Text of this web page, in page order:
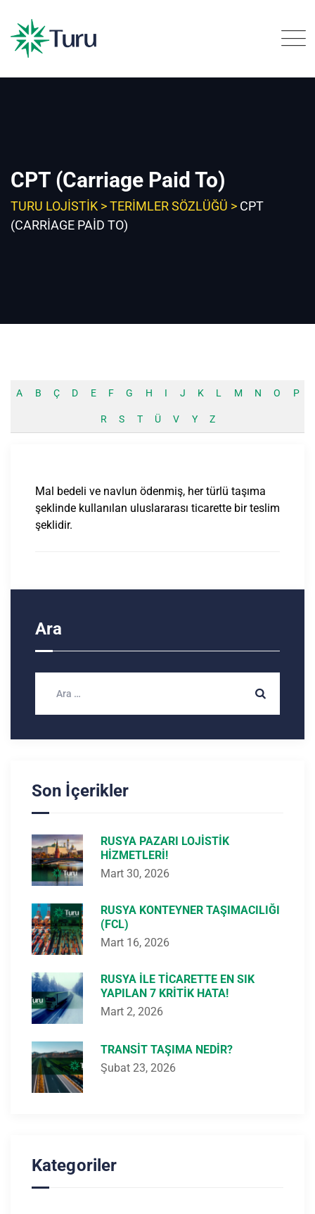
content
CPT (Carriage Paid To)
TURU LOJISTIK >TERIMLER SÖZLÜĞÜ > CPT
(CARRIAGE PAID TO)
A B Ç D E F G H I J K L M N O P
R S T Ü V Y Z
Mal bedeli ve navlun ödenmiş, her türlü taşıma
şeklinde kullanılan uluslararası ticarette bir teslim
şeklidir.
Ara
Son İçerikler
RUSYA PAZARI LOJISTIK
HIZMETLERI!
Mart 30, 2026
RUSYA KONTEYNER TAŞIMACILIĞI
(FCL)
Mart 16, 2026
RUSYA ILE TICARETTE EN SIK
YAPILAN 7 KRITIK HATA!
Mart 2, 2026
TRANSIT TAŞIMA NEDIR?
Şubat 23, 2026
Kategoriler